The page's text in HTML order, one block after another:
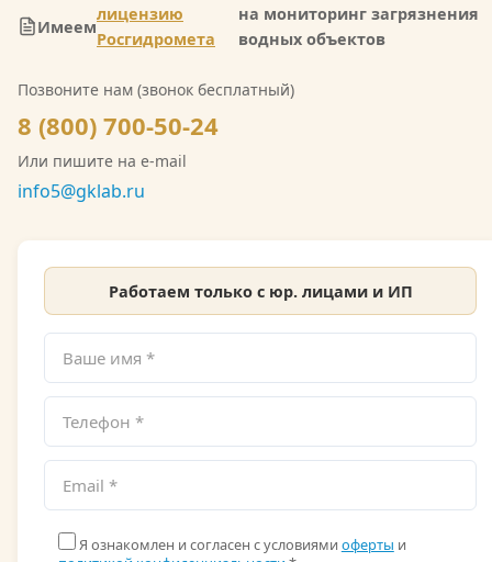
водных объектов и почв. Также имеется допуск
СРО на выполнение инженерно-экологических
Росгидромета можно ознакомиться на сайте.
Имеем
лицензию
Росгидромета
на мониторинг загрязнения
водных объектов
Позвоните нам (звонок бесплатный)
8 (800) 700-50-24
Или пишите на e-mail
info5@gklab.ru
Работаем только с юр. лицами и ИП
Я ознакомлен и согласен с условиями оферты и